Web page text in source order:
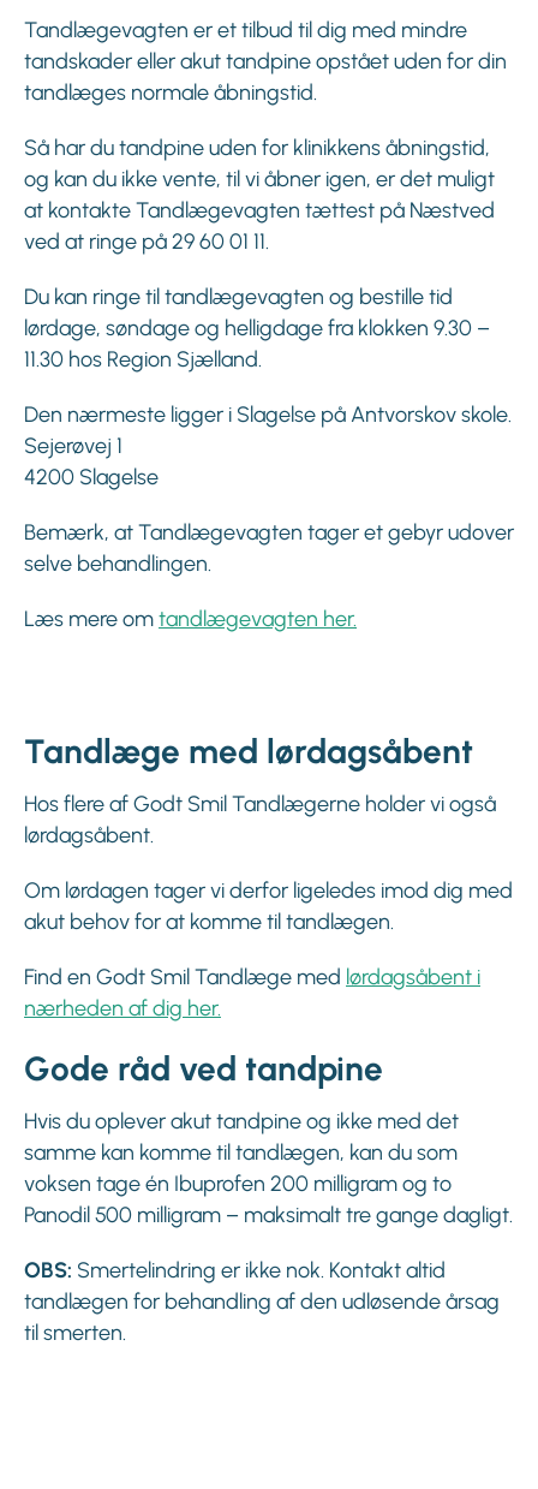
Tandlægevagten er et tilbud til dig med mindre
tandskader eller akut tandpine opstået uden for din
tandlæges normale åbningstid.
Så har du tandpine uden for klinikkens åbningstid,
og kan du ikke vente, til vi åbner igen, er det muligt
at kontakte Tandlægevagten tættest på Næstved
ved at ringe på 29 60 01 11.
Du kan ringe til tandlægevagten og bestille tid
lørdage, søndage og helligdage fra klokken 9.30 –
11.30 hos Region Sjælland.
Den nærmeste ligger i Slagelse på Antvorskov skole.
Sejerøvej 1
4200 Slagelse
Bemærk, at Tandlægevagten tager et gebyr udover
selve behandlingen.
Læs mere omtandlægevagten her.
Tandlæge med lørdagsåbent
Hos flere af Godt Smil Tandlægerne holder vi også
lørdagsåbent.
Om lørdagen tager vi derfor ligeledes imod dig med
akut behov for at komme til tandlægen.
Find en Godt Smil Tandlæge med lørdagsåbent i
nærheden af dig her.
Gode råd ved tandpine
Hvis du oplever akut tandpine og ikke med det
samme kan komme til tandlægen, kan du som
voksen tage én Ibuprofen 200 milligram og to
Panodil 500 milligram – maksimalt tre gange dagligt.
OBS: Smertelindring er ikke nok. Kontakt altid
tandlægen for behandling af den udløsende årsag
til smerten.